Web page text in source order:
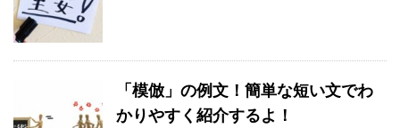
「模倣」の例文！簡単な短い文でわ
かりやすく紹介するよ！